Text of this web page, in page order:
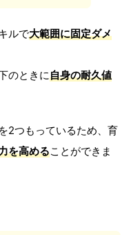
ルで大範囲に固定ダメ
のときに自身の耐久値
2つもっているため、育
を高めることができま